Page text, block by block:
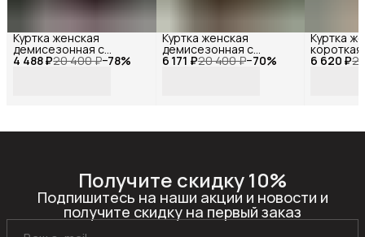
4 488 ₽20 400 ₽−78%
Куртка женская
демисезонная с
капюшоном,Reversal 6 171 ₽20 400 ₽−70%
Куртка женская
демисезонная с
капюшоном хаки, 6 620 ₽
Куртка
молнии,
Получите скидку 10%
Подпишитесь на наши акции и новости и
получите скидку на первый заказ